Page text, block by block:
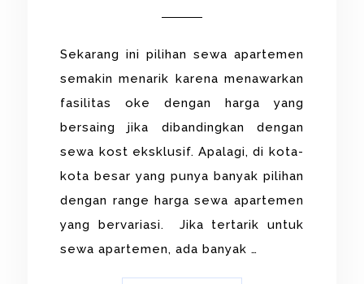
Sekarang ini pilihan sewa apartemen
semakin menarik karena menawarkan
fasilitas oke dengan harga yang
bersaing jika dibandingkan dengan
sewa kost eksklusif. Apalagi, di kota-
kota besar yang punya banyak pilihan
dengan range harga sewa apartemen
yang bervariasi. Jika tertarik untuk
sewa apartemen, ada banyak …